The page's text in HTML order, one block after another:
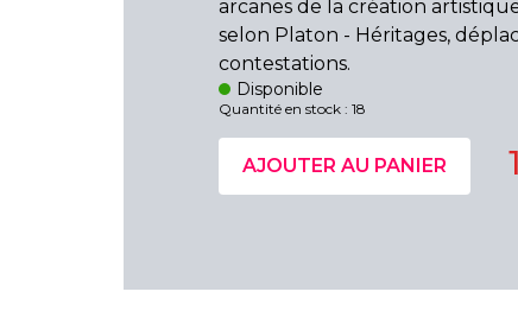
arcanes de la création
selon Platon - Héritages,
contestations.
Disponible
Quantité en stock : 18
AJOUTER AU PANIER